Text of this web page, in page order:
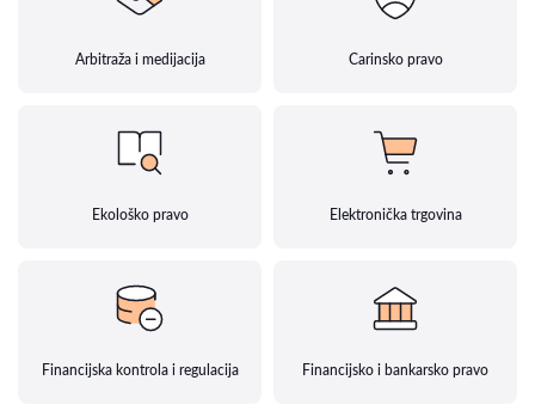
Arbitraža i medijacija Carinsko pravo
Ekološko pravo Elektronička trgovina
Financijska kontrola i regulacija Financijsko i bankarsko pravo